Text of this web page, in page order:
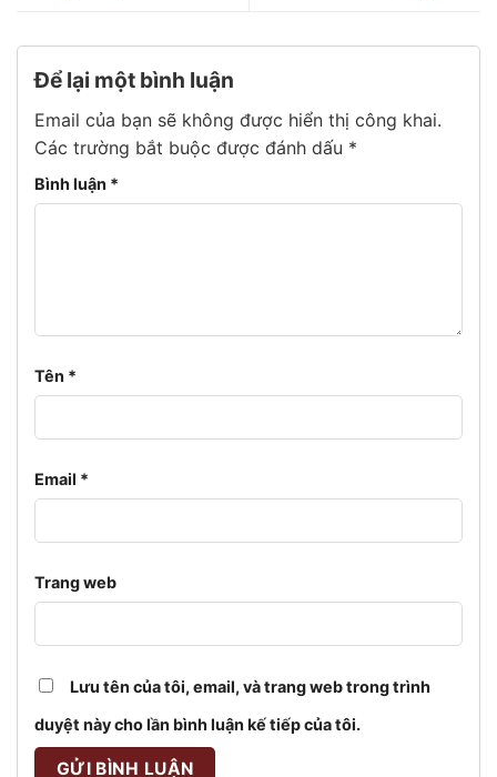
Để lại một bình luận
Email của bạn sẽ không được hiển thị công khai.
Các trường bắt buộc được đánh dấu *
Bình luận *
Tên *
Email *
Trang web
Lưu tên của tôi, email, và trang web trong trình
duyệt này cho lần bình luận kế tiếp của tôi.